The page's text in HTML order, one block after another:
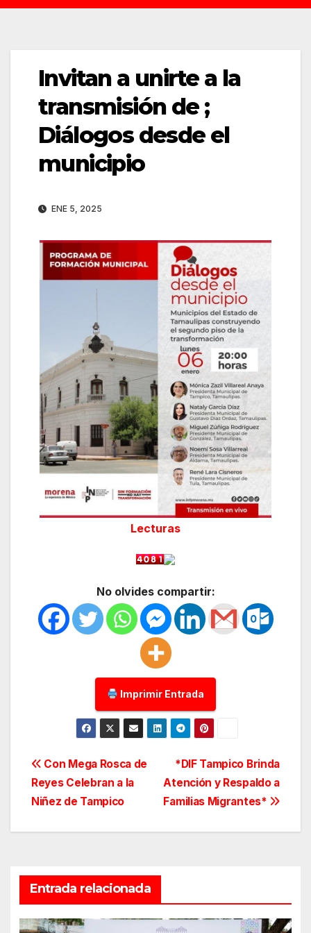
Invitan a unirte a la
transmisión de ;
Diálogos desde el
municipio
ENE 5, 2025
Lecturas
No olvides compartir:
Imprimir Entrada
Navegación
de
entradas
*DIF Tampico Brinda
Atención y Respaldo a
Familias Migrantes*
Con Mega Rosca de
Reyes Celebran a la
Niñez de Tampico
Entrada relacionada